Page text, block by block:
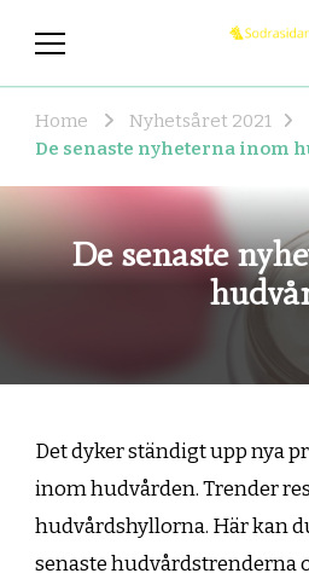
Home
Nyhetsåret 2021
De senaste nyheterna inom
De senaste
Det dyker ständigt upp nya
inom hudvården. Trender
hudvårdshyllorna. Här kan
senaste hudvårdstrenderna